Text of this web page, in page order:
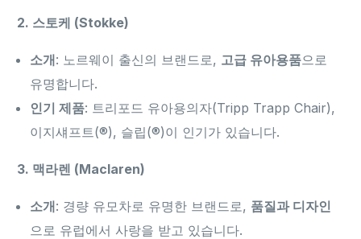
2. 스토케 (Stokke)
소개: 노르웨이 출신의 브랜드로, 고급 유아용품으로
유명합니다.
인기 제품: 트리포드 유아용의자(Tripp Trapp Chair),
이지섀프트(®), 슬립(®)이 인기가 있습니다.
3. 맥라렌 (Maclaren)
소개: 경량 유모차로 유명한 브랜드로, 품질과 디자인
으로 유럽에서 사랑을 받고 있습니다.